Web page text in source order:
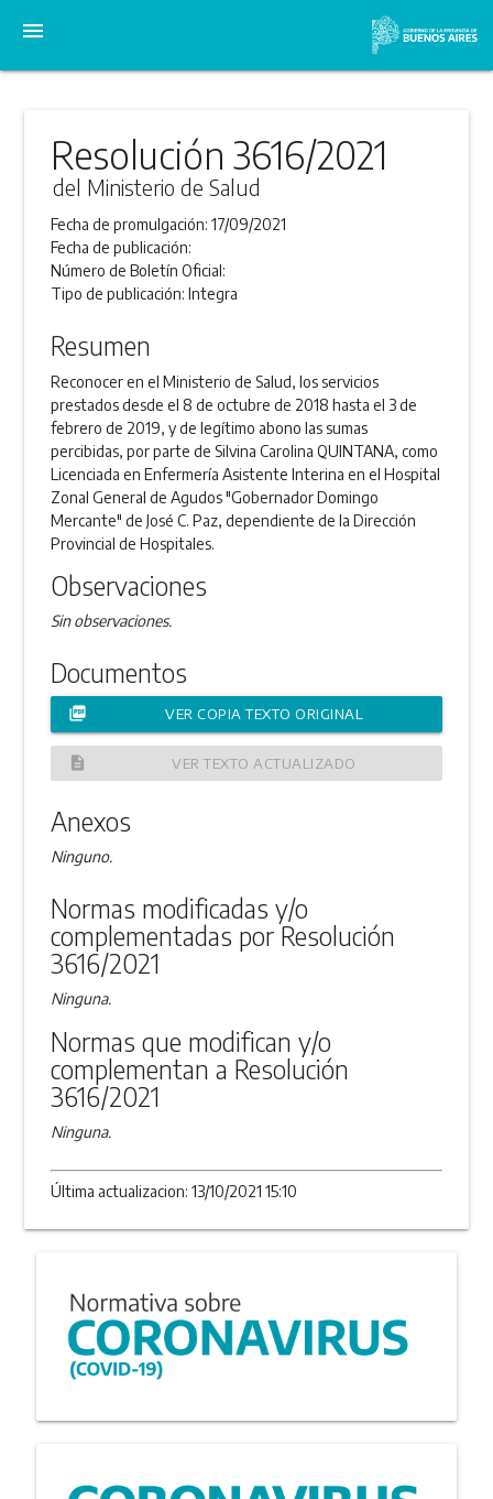
menu
Resolución 3616/2021
del Ministerio de Salud
Fecha de promulgación:17/09/2021
Fecha de publicación:
Número de Boletín Oficial:
Tipo de publicación:Integra
Resumen
Reconocer en el Ministerio de Salud, los servicios
prestados desde el 8 de octubre de 2018 hasta el 3 de
febrero de 2019, y de legítimo abono las sumas
percibidas, por parte de Silvina Carolina QUINTANA, como
Licenciada en Enfermería Asistente Interina en el Hospital
Zonal General de Agudos "Gobernador Domingo
Mercante" de José C. Paz, dependiente de la Dirección
Provincial de Hospitales.
Observaciones
Sin observaciones.
Documentos
picture_as_pdf VER COPIA TEXTO ORIGINAL
description VER TEXTO ACTUALIZADO
Anexos
Ninguno.
Normas modificadas y/o
complementadas por Resolución
3616/2021
Ninguna.
Normas que modifican y/o
complementan a Resolución
3616/2021
Ninguna.
Última actualizacion: 13/10/2021 15:10